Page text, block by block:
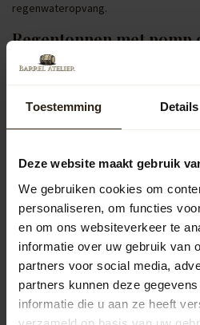
Toestemming Details
Deze website maakt gebruik
We gebruiken cookies om
personaliseren, om functies
en om ons websiteverkeer te
informatie over uw gebruik van
partners voor social media,
partners kunnen deze
informatie die u aan ze heeft
regenwateropvang.
Regentonnen met pomp
Voor extra gebruiksgemak bieden wij
geïntegreerde pompen of kranen.
periodes in Doetinchem.
Regentonnen
Kuipen
Outdoor